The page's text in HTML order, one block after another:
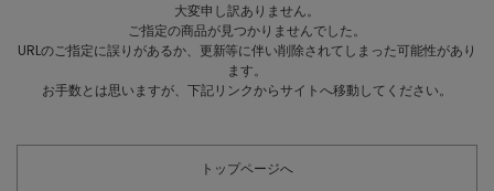
大変申し訳ありません。
ご指定の商品が見つかりませんでした。
URLのご指定に誤りがあるか、更新等に伴い削除されてしまった可能性があり
ます。
お手数とは思いますが、下記リンクからサイトへ移動してください。
トップページへ